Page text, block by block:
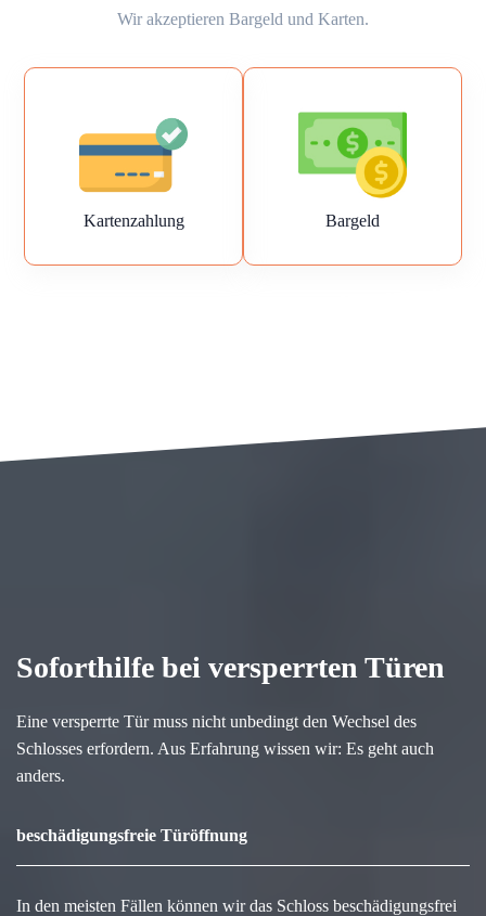
Wir akzeptieren Bargeld und Karten.
Kartenzahlung Bargeld
Soforthilfe bei versperrten Türen
Eine versperrte Tür muss nicht unbedingt den Wechsel des
Schlosses erfordern. Aus Erfahrung wissen wir: Es geht auch
anders.
beschädigungsfreie Türöffnung
In den meisten Fällen können wir das Schloss beschädigungsfrei